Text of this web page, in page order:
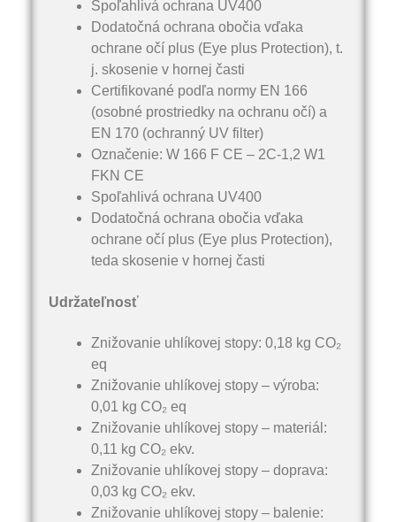
Spoľahlivá ochrana UV400
Dodatočná ochrana obočia vďaka
ochrane očí plus (Eye plus Protection), t.
j. skosenie v hornej časti
Certifikované podľa normy EN 166
(osobné prostriedky na ochranu očí) a
EN 170 (ochranný UV filter)
Označenie: W 166 F CE – 2C-1,2 W1
FKN CE
Spoľahlivá ochrana UV400
Dodatočná ochrana obočia vďaka
ochrane očí plus (Eye plus Protection),
teda skosenie v hornej časti
Udržateľnosť
Znižovanie uhlíkovej stopy: 0,18 kg CO₂
eq
Znižovanie uhlíkovej stopy – výroba:
0,01 kg CO₂ eq
Znižovanie uhlíkovej stopy – materiál:
0,11 kg CO₂ ekv.
Znižovanie uhlíkovej stopy – doprava:
0,03 kg CO₂ ekv.
Znižovanie uhlíkovej stopy – balenie: